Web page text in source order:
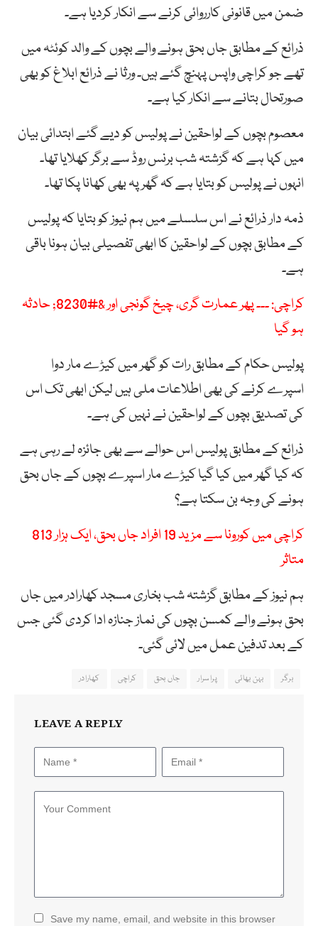
ضمن میں قانونی کارروائی کرنے سے انکار کردیا ہے۔
ذرائع کے مطابق جاں بحق ہونے والے بچوں کے والد کوئٹہ میں
تھے جو کراچی واپس پہنچ گئے ہیں۔ ورثا نے ذرائع ابلاغ کو بھی
صورتحال بتانے سے انکار کیا ہے۔
معصوم بچوں کے لواحقین نے پولیس کو دیے گئے ابتدائی بیان
میں کہا ہے کہ گزشتہ شب برنس روڈ سے برگر کھلایا تھا۔
انہوں نے پولیس کو بتایا ہے کہ گھر پہ بھی کھانا پکا تھا۔
ذمہ دار ذرائع نے اس سلسلے میں ہم نیوز کو بتایا کہ پولیس
کے مطابق بچوں کے لواحقین کا ابھی تفصیلی بیان ہونا باقی
ہے۔
کراچی: ۔۔۔ پھر عمارت گری، چیخ گونجی اور &#8230; حادثہ
ہو گیا
پولیس حکام کے مطابق رات کو گھر میں کیڑے مار دوا
اسپرے کرنے کی بھی اطلاعات ملی ہیں لیکن ابھی تک اس
کی تصدیق بچوں کے لواحقین نے نہیں کی ہے۔
ذرائع کے مطابق پولیس اس حوالے سے بھی جائزہ لے رہی ہے
کہ کیا گھر میں کیا گیا کیڑے مار اسپرے بچوں کے جاں بحق
ہونے کی وجہ بن سکتا ہے؟
کراچی میں کورونا سے مزید 19 افراد جاں بحق، ایک ہزار 813
متاثر
ہم نیوز کے مطابق گزشتہ شب بخاری مسجد کھارادر میں جاں
بحق ہونے والے کمسن بچوں کی نماز جنازہ ادا کردی گئی جس
کے بعد تدفین عمل میں لائی گئی۔
برگر بہن بھائی پراسرار جاں بحق کراچی کھارادر
LEAVE A REPLY
Save my name, email, and website in this browser